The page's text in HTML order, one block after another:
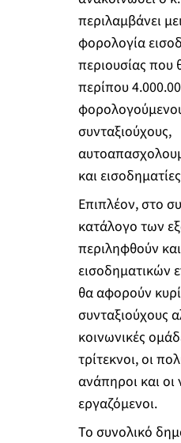
περιλαμβάνει
φορολογία
περιουσίας
περίπου
συνταξιούχους,
και
Επιπλέον, στο
κατάλογο των
περιληφθούν
εισοδηματικών
θα αφορούν
συνταξιούχους
κοινωνικές
τρίτεκνοι, οι
ανάπηροι και οι
εργαζόμενοι.
Το συνολικό